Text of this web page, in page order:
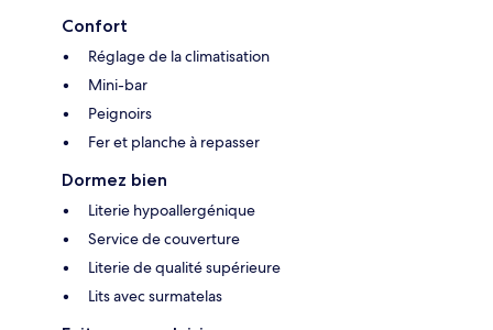
Confort
Réglage de la climatisation
Mini-bar
Peignoirs
Fer et planche à repasser
Dormez bien
Literie hypoallergénique
Service de couverture
Literie de qualité supérieure
Lits avec surmatelas